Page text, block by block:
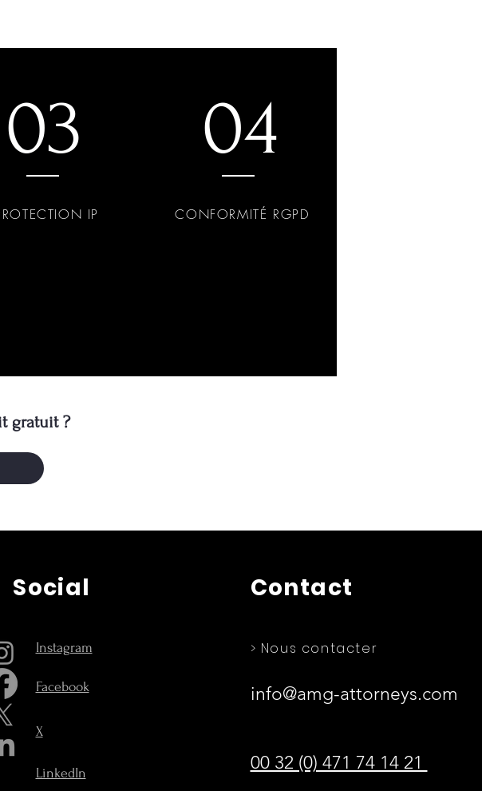
03
IP
04
CONFORMITÉ RGPD
gratuit ?
Social
Instagram
Facebook
X
LinkedIn
Contact
> Nous contacter
info@amg-attorneys.com
00 32 (0) 471 74 14 21